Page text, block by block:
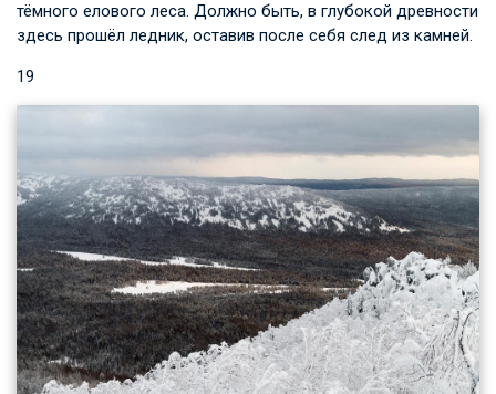
тёмного елового леса. Должно быть, в глубокой древности
здесь прошёл ледник, оставив после себя след из камней.
19